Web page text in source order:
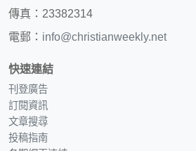
傳真：23382314
電郵： info@christianweekly.net
快速連結
刊登廣告
訂閱資訊
文章搜尋
投稿指南